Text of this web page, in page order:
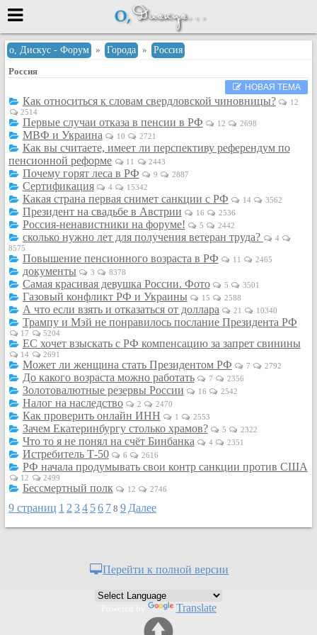
Меню
или войти через
Вход с 7ooo.ru
Регистрация
Забыли пароль?
Данные авторизации одинаковые с
сайтом 7ooo.ru
Форумы
Главная
Поиск
Новые сообщения
Беседы
Игры
Кулинария
Физкультура и спорт
Видео и Кино
Авто. Мото.
Космос
Домашние питомцы
Медицина
Компьютер
Ещё
Пользователи / Поиск
Группы
о, Дискус - Форум » Города »
Россия
Россия
НОВАЯ ТЕМА
Как относиться к словам свердловской чиновницы?
12
2514
Первые случаи отказа в пенсии в РФ 12 2698
МВФ и Украина 10 2721
Как вы считаете, имеет ли перспективу референдум по
пенсионной реформе
11 2443
Почему горят леса в РФ 9 2887
Сертификация 4 15342
Какая страна первая снимет санкции с РФ 14 3562
Президент на свадьбе в Австрии 16 2536
Россия-ненавистники на форуме! 5 2442
сколько нужно лет для получения ветеран труда?
4
8575
Повышение пенсионного возраста в РФ 11 2465
документы 3 8378
Самая красивая девушка России. Фото 5 3501
Газовый конфликт РФ и Украины 15 2588
А что если взять и отказаться от доллара 21 10340
Трампу и Мэй не понравилось послание Президента РФ
17 5204
ЕС хочет взыскать с РФ компенсацию за запрет свинины
14 2691
Может ли женщина стать Президентом РФ 7 2792
До какого возраста можно работать 7 2356
Золотовалютные резервы России 16 2542
Налог на наследство 2 2470
Как проверить онлайн ИНН 1 2553
Зачем Екатеринбургу столько храмов? 5 2322
Что то я не понял на счёт Бинбанка 4 2351
Истребитель Т-50 6 2616
РФ начала продумывать свои контр санкции против США
12 2499
Бессмертный полк 12 2746
9 страниц 1 2 34 56 7 8 9 Далее
Перейти к полной версии
Translate